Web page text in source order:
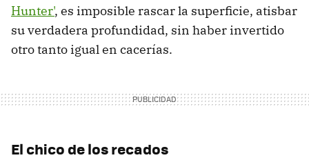
Hunter', es imposible rascar la superficie, atisbar
su verdadera profundidad, sin haber invertido
otro tanto igual en cacerías.
El chico de los recados